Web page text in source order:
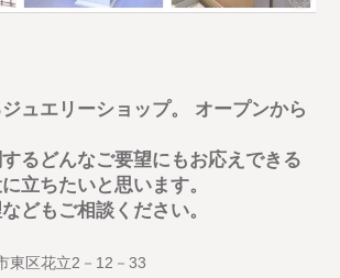
ュエリーショップ。 オープンから
るどんなご要望にもお応えできる
立ちたいと思います。
どもご相談ください。
東区花立2－12－33